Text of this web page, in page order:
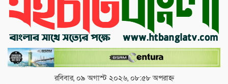
রবিবার, ০৯ অগাস্ট ২০২৬, ০৮:৫৮ অপরাহ্ন